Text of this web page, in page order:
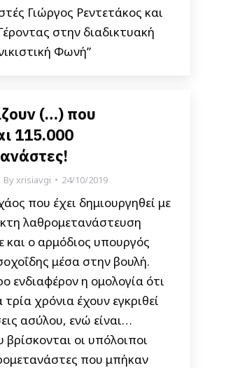
Γιώργος Ρεντετάκος και
στην διαδικτυακή
Φωνή”
(…) που
115.000
Byxrisiavgi 24/10/2019
που έχει δημιουργηθεί με
λαθρομετανάστευση
και ο αρμόδιος υπουργός
μέσα στην βουλή.
ενδιαφέρον η ομολογία ότι
χρόνια έχουν εγκριθεί
ασύλου, ενώ είναι…
οι υπόλοιποι
που μπήκαν